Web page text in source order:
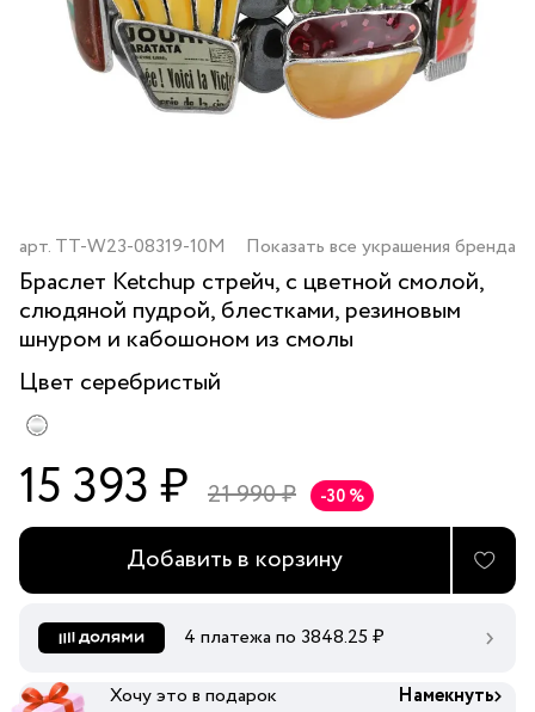
арт. TT-W23-08319-10M Показать все украшения бренда
Браслет Ketchup стрейч, с цветной смолой,
слюдяной пудрой, блестками, резиновым
шнуром и кабошоном из смолы
Цвет серебристый
15 393 ₽ 21 990 ₽ -30 %
Добавить в корзину
4 платежа по 3848.25 ₽
Хочу это в подарок Намекнуть